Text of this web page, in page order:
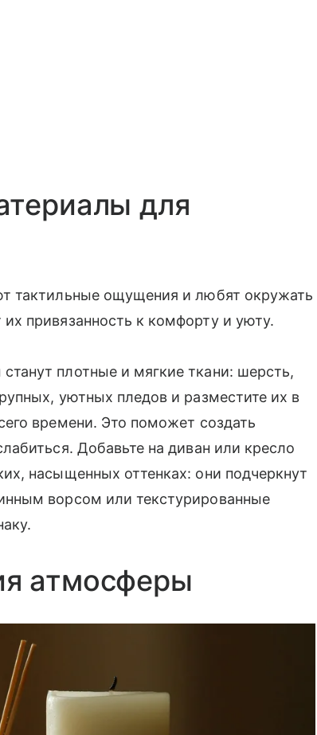
для
тактильные ощущения и любят окружать
привязанность к комфорту и уюту.
плотные и мягкие ткани: шерсть,
уютных пледов и разместите их в
времени. Это поможет создать
Добавьте на диван или кресло
насыщенных оттенках: они подчеркнут
ворсом или текстурированные
атмосферы